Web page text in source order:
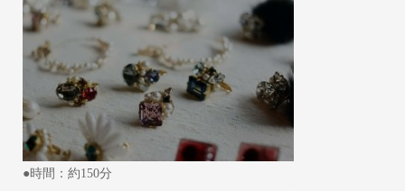
●時間：約150分